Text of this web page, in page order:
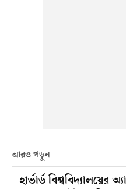
আরও পড়ুন
হার্ভার্ড বিশ্ববিদ্যালয়ের